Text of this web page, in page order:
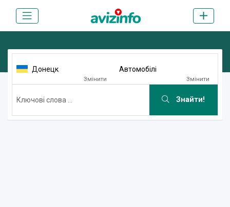
Донецк
Змінити
Автомобілі
Змінити
Знайти!